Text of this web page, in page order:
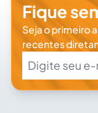
Fique
Seja o primeiro
recentes